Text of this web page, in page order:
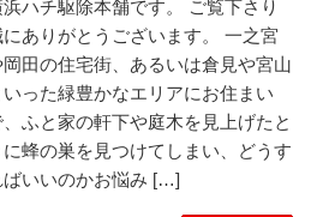
浜ハチ駆除本舗です。 ご覧下さり
にありがとうございます。 一之宮
岡田の住宅街、あるいは倉見や宮山
いった緑豊かなエリアにお住まい
、ふと家の軒下や庭木を見上げたと
に蜂の巣を見つけてしまい、どうす
ばいいのかお悩み […]